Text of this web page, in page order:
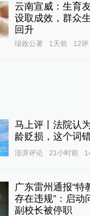
云南宣威：生育
设取成效，群众
回升
绿政公署 1天前 12评
马上评丨法院认
龄贬损，这个词
澎湃评论 21小时前
广东雷州通报“特
存在违规”：启动
副校长被停职